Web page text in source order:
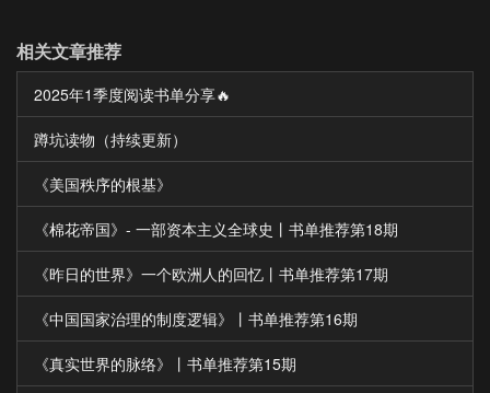
相关文章推荐
2025年1季度阅读书单分享🔥
蹲坑读物（持续更新）
《美国秩序的根基》
《棉花帝国》- 一部资本主义全球史丨书单推荐第18期
《昨日的世界》一个欧洲人的回忆丨书单推荐第17期
《中国国家治理的制度逻辑》丨书单推荐第16期
《真实世界的脉络》丨书单推荐第15期